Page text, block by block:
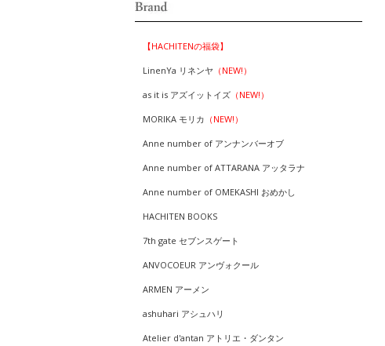
【HACHITENの福袋】
LinenYa リネンヤ （NEW!）
as it is アズイットイズ （NEW!）
MORIKA モリカ （NEW!）
Anne number of アンナンバーオブ
Anne number of ATTARANA アッタラナ
Anne number of OMEKASHI おめかし
HACHITEN BOOKS
7th gate セブンスゲート
ANVOCOEUR アンヴォクール
ARMEN アーメン
ashuhari アシュハリ
Atelier d'antan アトリエ・ダンタン